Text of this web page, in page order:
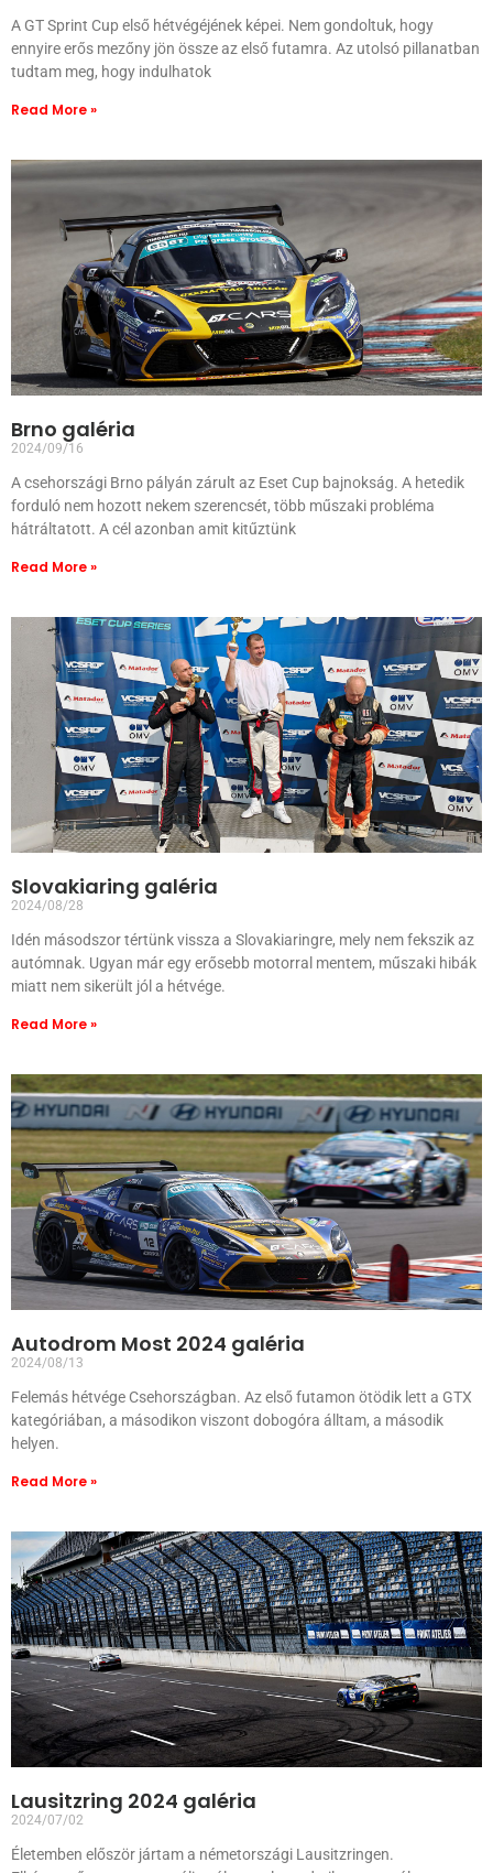
A GT Sprint Cup első hétvégéjének képei. Nem gondoltuk, hogy
ennyire erős mezőny jön össze az első futamra. Az utolsó pillanatban
tudtam meg, hogy indulhatok
Read More »
Brno galéria
2024/09/16
A csehországi Brno pályán zárult az Eset Cup bajnokság. A hetedik
forduló nem hozott nekem szerencsét, több műszaki probléma
hátráltatott. A cél azonban amit kitűztünk
Read More »
Slovakiaring galéria
2024/08/28
Idén másodszor tértünk vissza a Slovakiaringre, mely nem fekszik az
autómnak. Ugyan már egy erősebb motorral mentem, műszaki hibák
miatt nem sikerült jól a hétvége.
Read More »
Autodrom Most 2024 galéria
2024/08/13
Felemás hétvége Csehországban. Az első futamon ötödik lett a GTX
kategóriában, a másodikon viszont dobogóra álltam, a második
helyen.
Read More »
Lausitzring 2024 galéria
2024/07/02
Életemben először jártam a németországi Lausitzringen.